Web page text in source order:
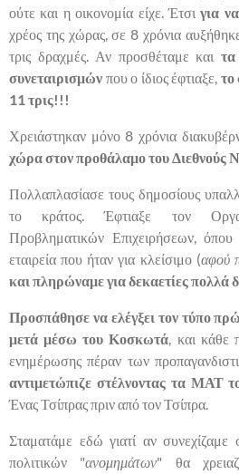
ούτε και η οικονομία είχε. Έτσιγια
χρέος της χώρας, σε 8 χρόνια
τρις δραχμές. Αν προσθέταμε και
συνεταιρισμών που ο ίδιος έφτιαξε, το
11 τρις!!!
Χρειάστηκαν μόνο 8 χρόνια
χώρα στον προθάλαμο του Διεθνούς
Πολλαπλασίασε τους δημοσίους
το κράτος. Έφτιαξε τον
Προβληματικών Επιχειρήσεων,
εταιρεία που ήταν για κλείσιμο (αφού
και πληρώναμε για δεκαετίες πολλά
Προσπάθησε να ελέγξει τον τύπο
μετά μέσω του Κοσκωτά, και κάθε
ενημέρωσης πέραν των
αντιμετώπιζε στέλνοντας τα ΜΑΤ
Ένας Τσίπρας πριν από τον Τσίπρα.
Σταματάμε εδώ γιατί αν
πολιτικών "ανομημάτων" θα